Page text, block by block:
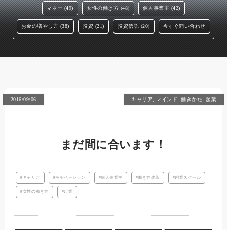
マネー (49) 女性の働き方 (48) 個人事業主 (42)
お金の増やし方 (38) 投資 (21) 投資信託 (20) 今すぐ問い合わせ
2016/09/06 キャリア ,マインド ,働きかた 起業
まだ間に合います！
キャリア モチベーション 個人事業主 働き方改革 創業スクール
女性の働き方 起業